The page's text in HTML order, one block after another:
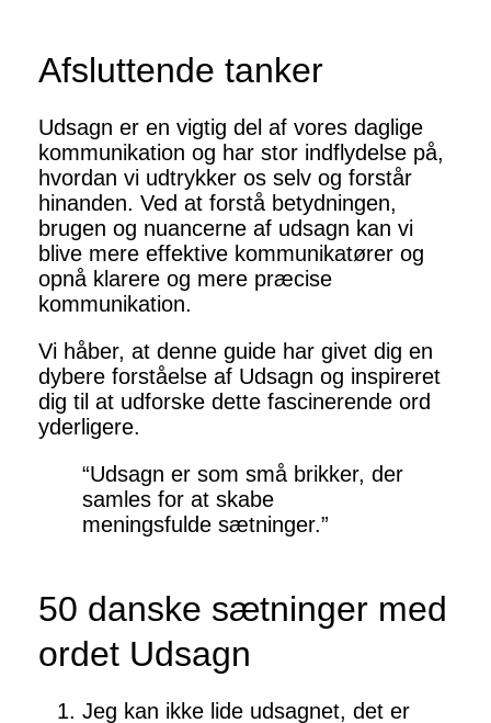
Afsluttende tanker
Udsagn er en vigtig del af vores daglige
kommunikation og har stor indflydelse på,
hvordan vi udtrykker os selv og forstår
hinanden. Ved at forstå betydningen,
brugen og nuancerne af udsagn kan vi
blive mere effektive kommunikatører og
opnå klarere og mere præcise
kommunikation.
Vi håber, at denne guide har givet dig en
dybere forståelse af Udsagn og inspireret
dig til at udforske dette fascinerende ord
yderligere.
“Udsagn er som små brikker, der
samles for at skabe
meningsfulde sætninger.”
50 danske sætninger med
ordet Udsagn
Jeg kan ikke lide udsagnet, det er